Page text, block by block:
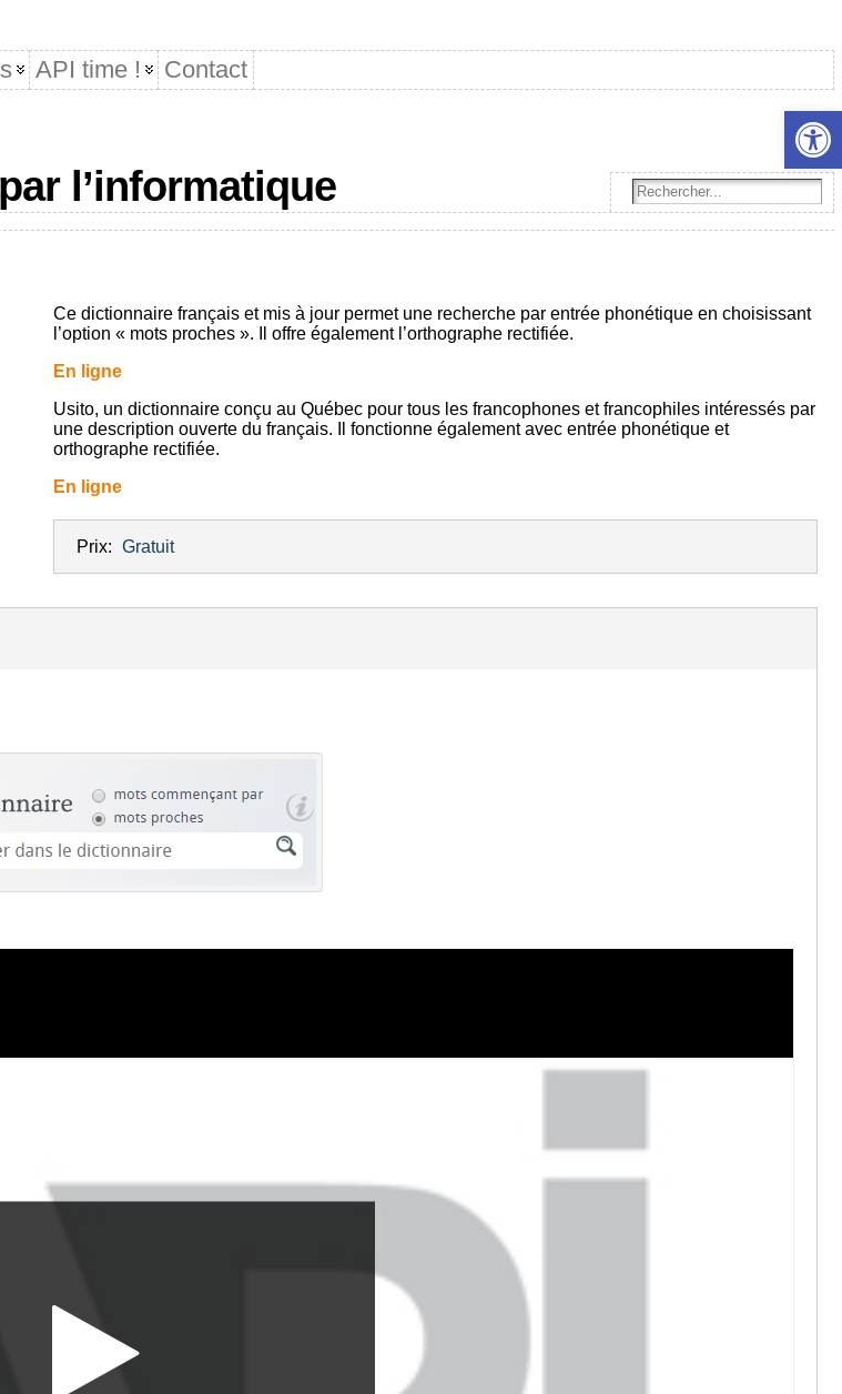
Ouvrir
API time ! Contact
l’informatique
Ce dictionnaire français et mis à jour permet une recherche par entrée phonétique en choisissant
l’option « mots proches ». Il offre également l’orthographe rectifiée.
En ligne
Usito, un dictionnaire conçu au Québec pour tous les francophones et francophiles intéressés par
une description ouverte du français. Il fonctionne également avec entrée phonétique et
orthographe rectifiée.
En ligne
Prix: Gratuit